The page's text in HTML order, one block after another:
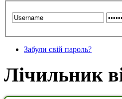
Забули свій пароль?
Лічильник